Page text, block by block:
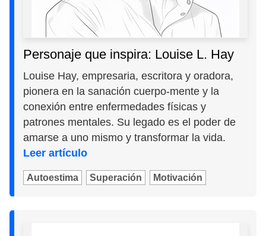
Personaje que inspira: Louise L. Hay
Louise Hay, empresaria, escritora y oradora,
pionera en la sanación cuerpo-mente y la
conexión entre enfermedades físicas y
patrones mentales. Su legado es el poder de
amarse a uno mismo y transformar la vida.
Leer artículo
Autoestima Superación Motivación